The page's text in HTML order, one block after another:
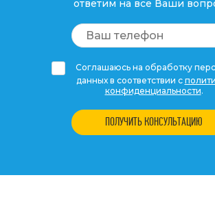
ответим на все Ваши
Соглашаюсь на обработку
данных в соответствии с
конфиденциальности.
ПОЛУЧИТЬ КОНСУЛЬТАЦИЮ